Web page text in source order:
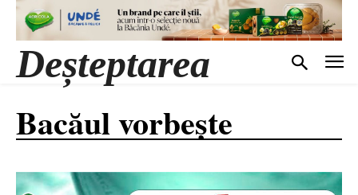
Deșteptarea
Bacăul vorbește